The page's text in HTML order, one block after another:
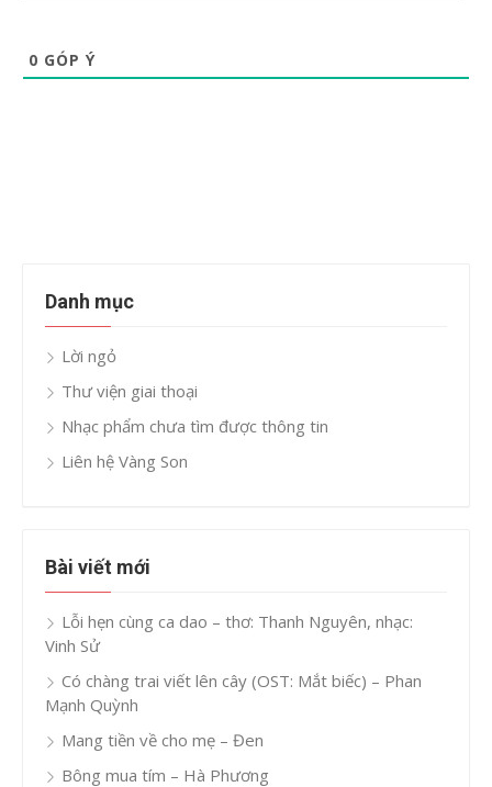
0 GÓP Ý
Danh mục
Lời ngỏ
Thư viện giai thoại
Nhạc phẩm chưa tìm được thông tin
Liên hệ Vàng Son
Bài viết mới
Lỗi hẹn cùng ca dao – thơ: Thanh Nguyên, nhạc:
Vinh Sử
Có chàng trai viết lên cây (OST: Mắt biếc) – Phan
Mạnh Quỳnh
Mang tiền về cho mẹ – Đen
Bông mua tím – Hà Phương